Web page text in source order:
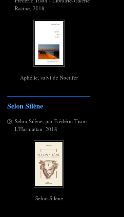
Racine, 2018
Aphélie, suivi de Noctifer
Selon Silène
Selon Silène, par Frédéric Tison -
L'Harmattan, 2018
Selon Silène